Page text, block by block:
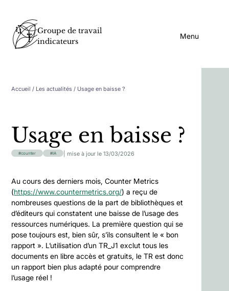
Groupe de travail
indicateurs
Menu
Accueil / Les actualités / Usage en baisse ?
Usage en baisse ?
counter IA | mise à jour le 13/03/2026
Au cours des derniers mois, Counter Metrics
(https://www.countermetrics.org/) a reçu de
nombreuses questions de la part de bibliothèques et
d’éditeurs qui constatent une baisse de l’usage des
ressources numériques. La première question qui se
pose toujours est, bien sûr, s’ils consultent le « bon
rapport ». L’utilisation d’un TR_J1 exclut tous les
documents en libre accès et gratuits, le TR est donc
un rapport bien plus adapté pour comprendre
l’usage réel !